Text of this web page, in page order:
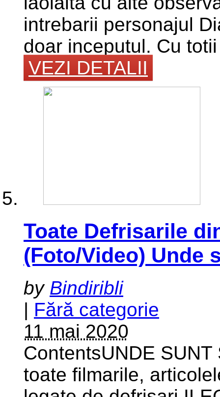
intrebarii personajul
doar inceputul. Cu
VEZI DETALII
Toate Defrisarile
(Foto/Video) Unde
by Bindiribli
| Fără categorie
11 mai 2020
ContentsUNDE SUNT
toate filmarile,